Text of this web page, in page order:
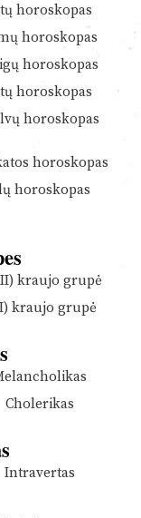
horoskopas
horoskopas
horoskopas
horoskopas
horoskopas
horoskopas
horoskopas
kraujo grupė
kraujo grupė
Cholerikas
Intravertas